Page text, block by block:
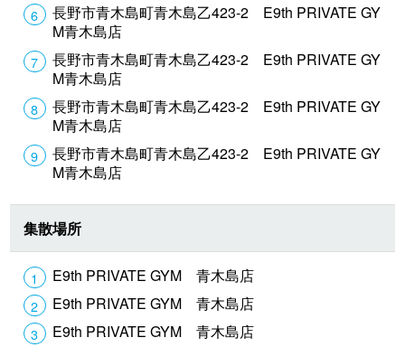
長野市青木島町青木島乙423-2 E9th PRIVATE GY
M青木島店
長野市青木島町青木島乙423-2 E9th PRIVATE GY
M青木島店
長野市青木島町青木島乙423-2 E9th PRIVATE GY
M青木島店
長野市青木島町青木島乙423-2 E9th PRIVATE GY
M青木島店
集散場所
E9th PRIVATE GYM 青木島店
E9th PRIVATE GYM 青木島店
E9th PRIVATE GYM 青木島店